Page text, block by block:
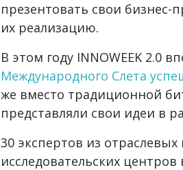
презентовать свои
их реализацию.
В этом году INNOWEEK 2.0
Международного Слета
же вместо традиционной
представляли свои идеи в
30 экспертов из
исследовательских